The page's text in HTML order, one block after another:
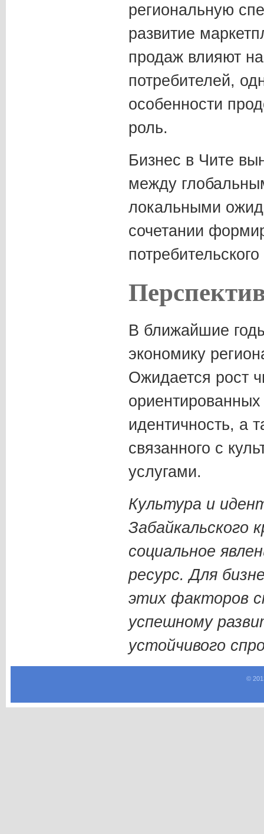
региональную
развитие
продаж влияют
потребителей,
особенности
роль.
Бизнес в Чите
между
локальными
сочетании
В ближайшие
экономику
Ожидается рост
идентичность, а
связанного с
услугами.
Культура и
Забайкальского
социальное
ресурс. Для
этих факторов
успешному
устойчивого
©